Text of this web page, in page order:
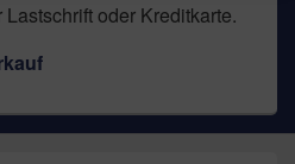
oder Kreditkarte.